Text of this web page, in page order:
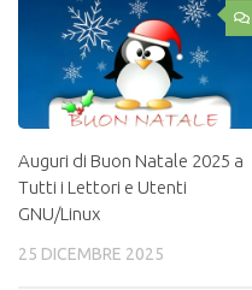
Auguri di Buon Natale 2025 a
Tutti i Lettori e Utenti
GNU/Linux
25 DICEMBRE 2025